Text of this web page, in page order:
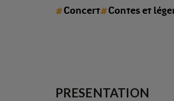
#Concert#Contes et
PRESENTATION